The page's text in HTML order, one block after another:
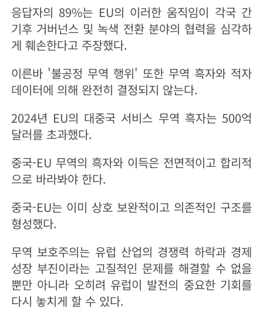
응답자의 89%는 EU의 이러한 움직임이 각국 간
기후 거버넌스 및 녹색 전환 분야의 협력을 심각하
게 훼손한다고 주장했다.
이른바 '불공정 무역 행위' 또한 무역 흑자와 적자
데이터에 의해 완전히 결정되지 않는다.
2024년 EU의 대중국 서비스 무역 흑자는 500억
달러를 초과했다.
중국-EU 무역의 흑자와 이득은 전면적이고 합리적
으로 바라봐야 한다.
중국-EU는 이미 상호 보완적이고 의존적인 구조를
형성했다.
무역 보호주의는 유럽 산업의 경쟁력 하락과 경제
성장 부진이라는 고질적인 문제를 해결할 수 없을
뿐만 아니라 오히려 유럽이 발전의 중요한 기회를
다시 놓치게 할 수 있다.